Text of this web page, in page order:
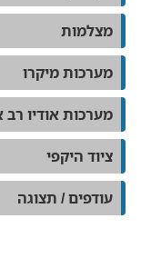
מצלמות
מערכות מיקרו
מערכות אודיו רב
ציוד היקפי
עודפים / תצוגה